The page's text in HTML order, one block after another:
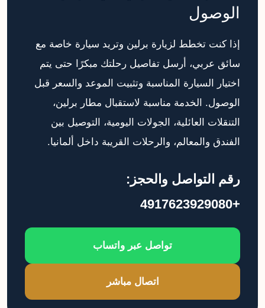
الوصول
إذا كنت تخطط لزيارة برلين وتريد سيارة خاصة مع
سائق عربي، أرسل تفاصيل رحلتك مبكرًا حتى يتم
اختيار السيارة المناسبة وتثبيت الموعد والسعر قبل
الوصول. الخدمة مناسبة لاستقبال مطار برلين،
التنقلات العائلية، الجولات اليومية، التوصيل بين
الفندق والمعالم، والرحلات القريبة داخل ألمانيا.
رقم التواصل والحجز:
+4917623929080
تواصل عبر واتساب
اتصال مباشر